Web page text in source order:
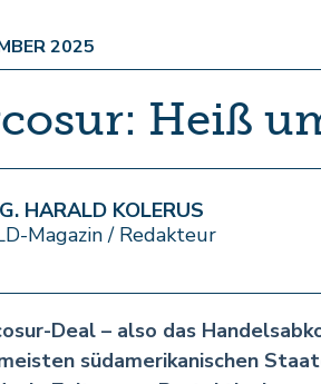
2025
Heiß
HARALD KOLERUS
Magazin / Redakteur
Deal – also das
südamerikanischen